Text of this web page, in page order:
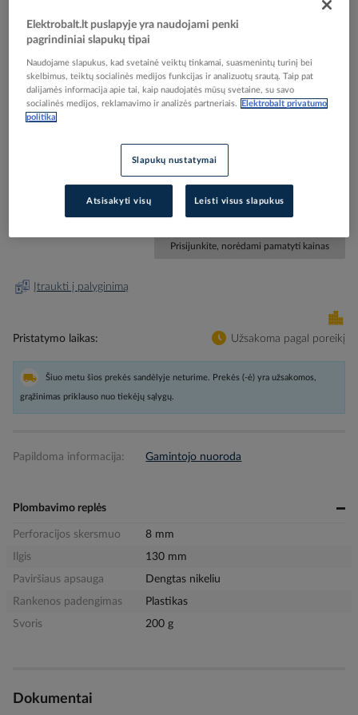
Skip
the
Reali prekė gali skirtis nuo pavaizduotos nuotraukoje
Replės plombavimo D8mm 130mm PPBZ - PROTEC
Elektrobalt prekės kodas
Prisijunkite, norėdami pamatyti kainas
Įtraukti į palyginimą
Pristatymo laikas Užsakoma pagal poreikį
Šiuo metu šios prekės sandėlyje neturime. Prekės (-ė) yra užsakomos,
grąžinimas priklauso nuo tiekėjų sąlygų.
Papildoma informacija: Gamintojo nuoroda
Plombavimo replės
Perforacijos skersmuo
8 mm
Ilgis
130 mm
Paviršiaus apsauga
Dengtas nikeliu
Rankenos padengimas
Plastikas
Svoris
200 g
Dokumentai
Elektrobalt.lt puslapyje yra naudojami penki
pagrindiniai slapukų tipai
Naudojame slapukus, kad svetainė veiktų tinkamai, suasmenintų turinį bei
skelbimus, teiktų socialinės medijos funkcijas ir analizuotų srautą. Taip pat
dalijamės informacija apie tai, kaip naudojatės mūsų svetaine, su savo
socialinės medijos, reklamavimo ir analizės partneriais.
Elektrobalt privatumo
politika
Slapukų nustatymai
Atsisakyti visų Leisti visus slapukus